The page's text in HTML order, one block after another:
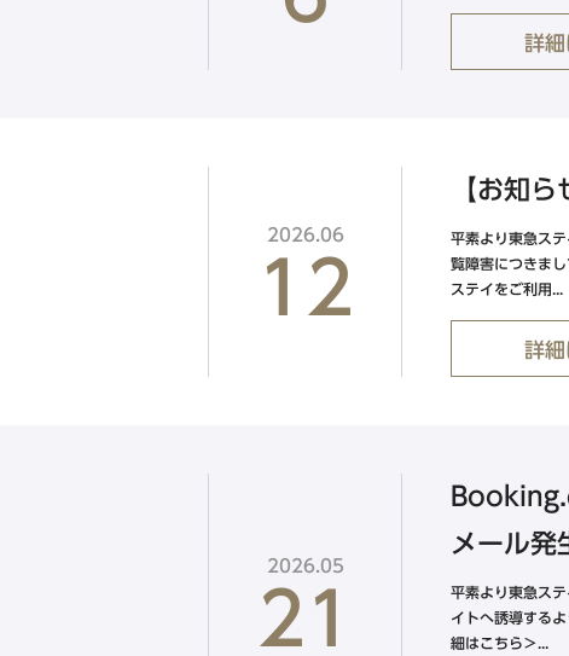
詳細
2026.06
12
【お知
平素より東急ス
覧障害につきま
ステイをご利用...
詳細
2026.05
21
メール発
平素より東急ス
イトへ誘導する
細はこちら＞...